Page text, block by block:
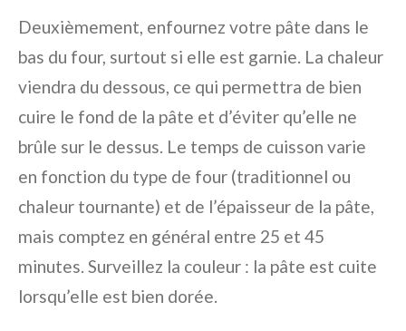
Deuxièmement, enfournez votre pâte dans le
bas du four, surtout si elle est garnie. La chaleur
viendra du dessous, ce qui permettra de bien
cuire le fond de la pâte et d’éviter qu’elle ne
brûle sur le dessus. Le temps de cuisson varie
en fonction du type de four (traditionnel ou
chaleur tournante) et de l’épaisseur de la pâte,
mais comptez en général entre 25 et 45
minutes. Surveillez la couleur : la pâte est cuite
lorsqu’elle est bien dorée.